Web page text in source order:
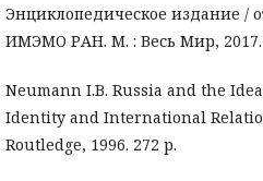
Энциклопедическое издание /
ИМЭМО РАН. М. : Весь Мир, 2017.
Neumann I.B. Russia and the
Identity and International
Routledge, 1996. 272 p.